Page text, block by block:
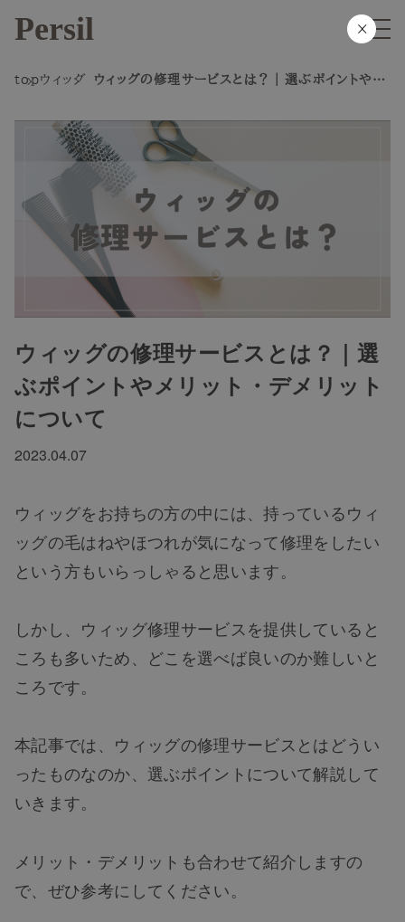
Persil
topウィッグ
ウィッグの修理サービスとは？｜選ぶポイントやメ
ウィッグの修理サービスとは？｜選
ぶポイントやメリット・デメリット
について
2023.04.07
ウィッグをお持ちの方の中には、持っているウィ
ッグの毛はねやほつれが気になって修理をしたい
という方もいらっしゃると思います。
しかし、ウィッグ修理サービスを提供していると
ころも多いため、どこを選べば良いのか難しいと
ころです。
本記事では、ウィッグの修理サービスとはどうい
ったものなのか、選ぶポイントについて解説して
いきます。
メリット・デメリットも合わせて紹介しますの
で、ぜひ参考にしてください。
×